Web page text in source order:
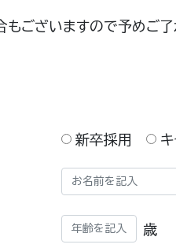
もございますので予めご了
新卒採用 キ
歳